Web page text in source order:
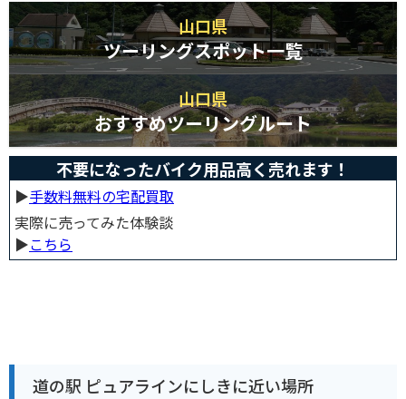
山口県
ツーリングスポット一覧
山口県
おすすめツーリングルート
不要になったバイク用品高く売れます！
▶︎手数料無料の宅配買取
実際に売ってみた体験談
▶︎こちら
道の駅 ピュアラインにしきに近い場所